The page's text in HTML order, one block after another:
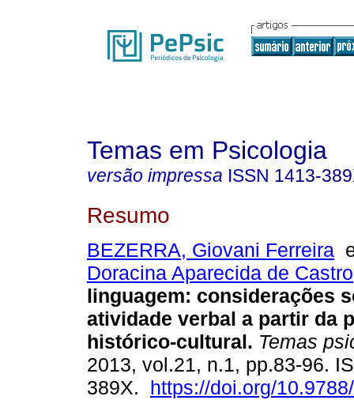
Temas em Psicologia
versão impressa ISSN 1413-
Resumo
BEZERRA, Giovani Ferreira
Doracina Aparecida de Castro
linguagem: considerações
atividade verbal a partir da
histórico-cultural. Temas
2013, vol.21, n.1, pp.83-96.
389X. https://doi.org/